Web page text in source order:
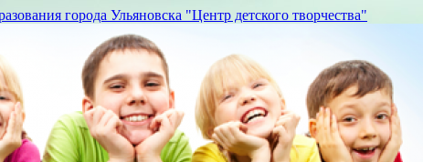
города Ульяновска "Центр детского творчества"